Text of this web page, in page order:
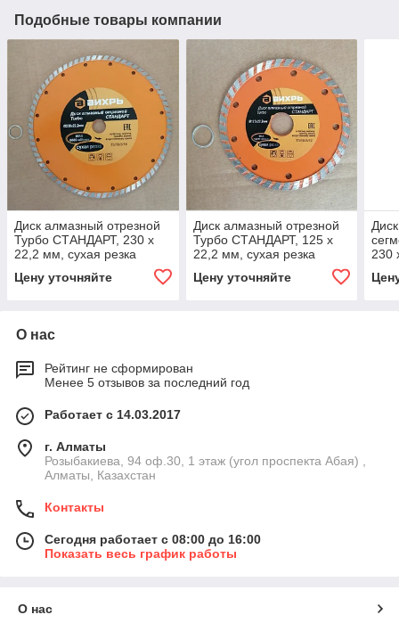
Подобные товары компании
Диск алмазный отрезной
Турбо СТАНДАРТ, 230 х
22,2 мм, сухая резка
Цену уточняйте
Диск алмазный отрезной
Турбо СТАНДАРТ, 125 х
22,2 мм, сухая резка
Цену уточняйте
230
О нас
Рейтинг не сформирован
Менее 5 отзывов за последний год
Работает с 14.03.2017
г. Алматы
Розыбакиева, 94 оф.30, 1 этаж (угол проспекта Абая) ,
Алматы, Казахстан
Контакты
Сегодня работает с 08:00 до 16:00
Показать весь график работы
О нас